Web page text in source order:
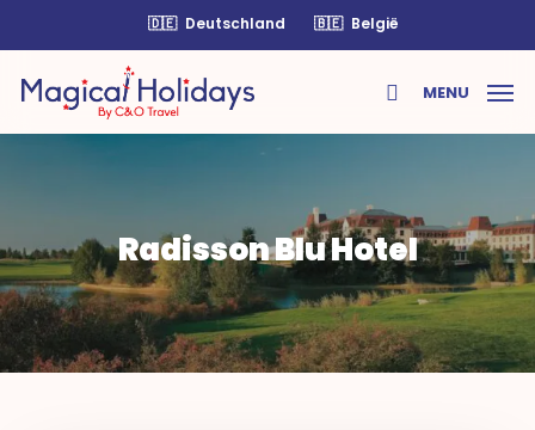
main
content
🇩🇪 Deutschland 🇧🇪 België
search
MENU
Radisson Blu Hotel